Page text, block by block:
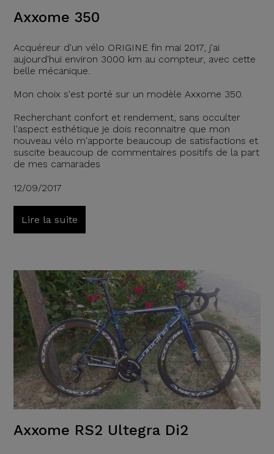
Axxome 350
Acquéreur d'un vélo ORIGINE fin mai 2017, j'ai
aujourd'hui environ 3000 km au compteur, avec cette
belle mécanique.
Mon choix s'est porté sur un modèle Axxome 350.
Recherchant confort et rendement, sans occulter
l'aspect esthétique je dois reconnaitre que mon
nouveau vélo m'apporte beaucoup de satisfactions et
suscite beaucoup de commentaires positifs de la part
de mes camarades
12/09/2017
Lire la suite
Axxome RS2 Ultegra Di2